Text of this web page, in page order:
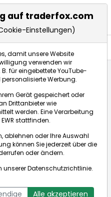
auf traderfox.com
Einstellungen)
damit unsere Website
verwenden wir
für eingebettete YouTube-
Werbung.
Gerät gespeichert oder
Drittanbieter wie
werden. Eine Verarbeitung
stattfinden.
ablehnen oder Ihre Auswahl
können Sie jederzeit über die
oder ändern.
unsererDatenschutzrichtlinie.
Alle akzeptieren